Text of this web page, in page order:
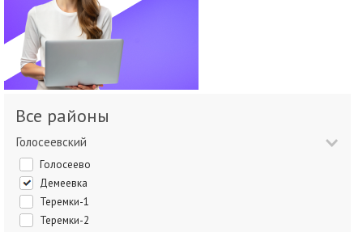
Все районы
Голосеевский
Голосеево
Демеевка
Теремки-1
Теремки-2